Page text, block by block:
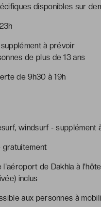
disponibles sur
à prévoir
de plus de 13 ans
de 9h30 à 19h
windsurf - supplément
gratuitement
de Dakhla à
inclus
aux personnes à